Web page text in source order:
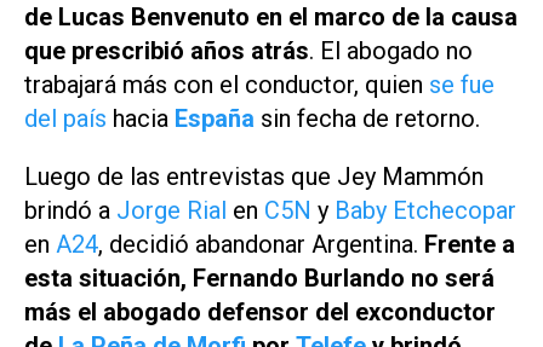
de Lucas Benvenuto en el marco de la causa
que prescribió años atrás. El abogado no
trabajará más con el conductor, quien se fue
del país hacia España sin fecha de retorno.
Luego de las entrevistas que Jey Mammón
brindó a Jorge Rial en C5N y Baby Etchecopar
en A24, decidió abandonar Argentina. Frente a
esta situación, Fernando Burlando no será
más el abogado defensor del exconductor